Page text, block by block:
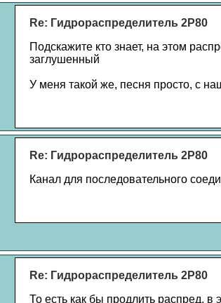
Re: Гидрораспределитель 2Р80
Подскажите кто знает, на этом
заглушенный
У меня такой же, песня просто, с
Re: Гидрораспределитель 2Р80
Канал для последовательного
Re: Гидрораспределитель 2Р80
То есть как бы продлить распред,